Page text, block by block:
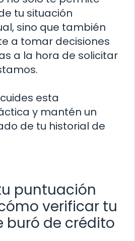
tu situación
sino que también
a tomar decisiones
a la hora de solicitar
esta
y mantén un
de tu historial de
puntuación
verificar tu
buró de crédito